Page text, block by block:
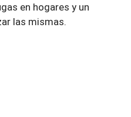
en hogares y un
las mismas.